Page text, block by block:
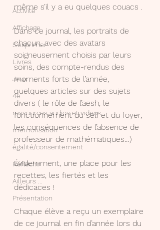
Activité
Affichage
S'exprimer
Livres
Jeux
4e
ressources audios et videos
mémorisation
égalité/consentement
Réfléchir
Ailleurs ...
Présentation
même s’il y a eu quelques couacs .
Dans ce journal, les portraits de
chacun, avec des avatars
soigneusement choisis par leurs
soins, des compte-rendus des
moments forts de l’année,
quelques articles sur des sujets
divers ( le rôle de l’aesh, le
fonctionnement du self et du foyer,
les conséquences de l’absence de
professeur de mathématiques…)
Évidemment, une place pour les
recettes, les fiertés et les
dédicaces !
Chaque élève a reçu un exemplaire
de ce journal en fin d’année lors du